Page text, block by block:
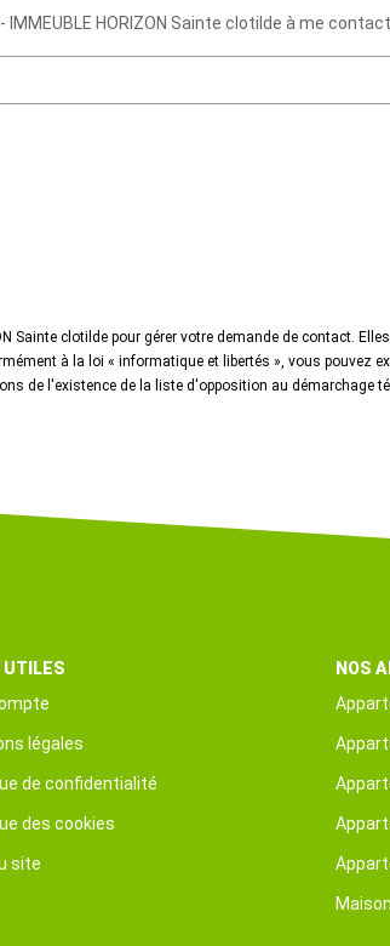
HORIZON Sainte clotilde à me
clotilde pour gérer votre demande de contact.
à la loi « informatique et libertés », vous pouvez
de l'existence de la liste d'opposition au démarchage
UTILES
légales
de confidentialité
des cookies
site
NOS